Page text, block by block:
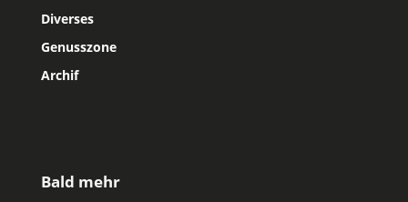
Diverses
Genusszone
Archif
Bald mehr